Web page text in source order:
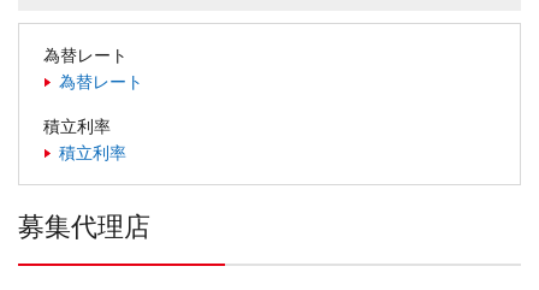
為替レート
為替レート
積立利率
積立利率
募集代理店